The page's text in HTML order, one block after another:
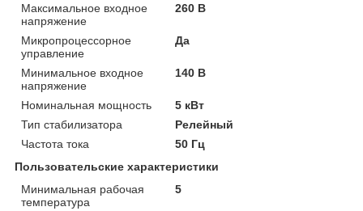
Максимальное входное
напряжение
260 В
Микропроцессорное
управление
Да
Минимальное входное
напряжение
140 В
Номинальная мощность
5 кВт
Тип стабилизатора
Релейный
Частота тока
50 Гц
Пользовательские характеристики
Минимальная рабочая
температура
5